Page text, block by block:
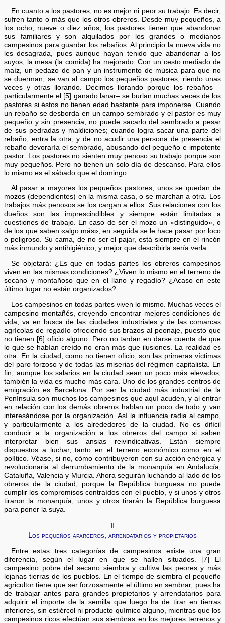
En cuanto a los pastores, no es mejor ni peor su trabajo. Es decir,
sufren tanto o más que los otros obreros. Desde muy pequeños, a
los ocho, nueve o diez años, los pastores tienen que abandonar
sus familiares y son alquilados por los grandes o medianos
campesinos para guardar los rebaños. Al principio la nueva vida no
les desagrada, pues aunque hayan tenido que abandonar a los
suyos, la mesa (la comida) ha mejorado. Con un cesto mediado de
maíz, un pedazo de pan y un instrumento de música para que no
se duerman, se van al campo los pequeños pastores, riendo unas
veces y otras llorando. Decimos llorando porque los rebaños –
particularmente el [5] ganado lanar– se burlan muchas veces de los
pastores si éstos no tienen edad bastante para imponerse. Cuando
un rebaño se desborda en un campo sembrado y el pastor es muy
pequeño y sin presencia, no puede sacarlo del sembrado a pesar
de sus pedradas y maldiciones; cuando logra sacar una parte del
rebaño, entra la otra, y de no acudir una persona de presencia el
rebaño devoraría el sembrado, abusando del pequeño e impotente
pastor. Los pastores no sienten muy penoso su trabajo porque son
muy pequeños. Pero no tienen un solo día de descanso. Para ellos
lo mismo es el sábado que el domingo.
Al pasar a mayores los pequeños pastores, unos se quedan de
mozos (dependientes) en la misma casa, o se marchan a otra. Los
trabajos más penosos se los cargan a ellos. Sus relaciones con los
dueños son las imprescindibles y siempre están limitadas a
cuestiones de trabajo. En caso de ser el mozo un «distinguido», o
de los que saben «algo más», en seguida se le hace pasar por loco
o peligroso. Su cama, de no ser el pajar, está siempre en el rincón
más inmundo y antihigiénico, y mejor que describirla sería verla.
Se objetará: ¿Es que en todas partes los obreros campesinos
viven en las mismas condiciones? ¿Viven lo mismo en el terreno de
secano y montañoso que en el llano y regadío? ¿Acaso en este
último lugar no están organizados?
Los campesinos en todas partes viven lo mismo. Muchas veces el
campesino montañés, creyendo encontrar mejores condiciones de
vida, va en busca de las ciudades industriales y de las comarcas
agrícolas de regadío ofreciendo sus brazos al peonaje, puesto que
no tienen [6] oficio alguno. Pero no tardan en darse cuenta de que
lo que se habían creído no eran más que ilusiones. La realidad es
otra. En la ciudad, como no tienen oficio, son las primeras víctimas
del paro forzoso y de todas las miserias del régimen capitalista. En
fin, aunque los salarios en la ciudad sean un poco más elevados,
también la vida es mucho más cara. Uno de los grandes centros de
emigración es Barcelona. Por ser la ciudad más industrial de la
Península son muchos los campesinos que aquí acuden, y al entrar
en relación con los demás obreros hablan un poco de todo y van
interesándose por la organización. Así la influencia radia al campo,
y particularmente a los alrededores de la ciudad. No es difícil
conducir a la organización a los obreros del campo si saben
interpretar bien sus ansias reivindicativas. Están siempre
dispuestos a luchar, tanto en el terreno económico como en el
político. Véase, si no, cómo contribuyeron con su acción enérgica y
revolucionaria al derrumbamiento de la monarquía en Andalucía,
Cataluña, Valencia y Murcia. Ahora seguirán luchando al lado de los
obreros de la ciudad, porque la República burguesa no puede
cumplir los compromisos contraídos con el pueblo, y si unos y otros
tiraron la monarquía, unos y otros tirarán la República burguesa
para poner la suya.
II
Los pequeños aparceros, arrendatarios y propietarios
Entre estas tres categorías de campesinos existe una gran
diferencia, según el lugar en que se hallen situados. [7] El
campesino pobre del secano siembra y cultiva las peores y más
lejanas tierras de los pueblos. En el tiempo de siembra el pequeño
agricultor tiene que ser forzosamente el último en sembrar, pues ha
de trabajar antes para grandes propietarios y arrendatarios para
adquirir el importe de la semilla que luego ha de tirar en tierras
inferiores, sin estiércol ni producto químico alguno, mientras que los
campesinos ricos efectúan sus siembras en los mejores terrenos y